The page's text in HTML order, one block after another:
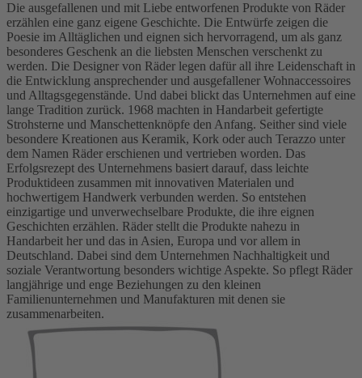
Die ausgefallenen und mit Liebe entworfenen Produkte von Räder
erzählen eine ganz eigene Geschichte. Die Entwürfe zeigen die
Poesie im Alltäglichen und eignen sich hervorragend, um als ganz
besonderes Geschenk an die liebsten Menschen verschenkt zu
werden. Die Designer von Räder legen dafür all ihre Leidenschaft in
die Entwicklung ansprechender und ausgefallener Wohnaccessoires
und Alltagsgegenstände. Und dabei blickt das Unternehmen auf eine
lange Tradition zurück. 1968 machten in Handarbeit gefertigte
Strohsterne und Manschettenknöpfe den Anfang. Seither sind viele
besondere Kreationen aus Keramik, Kork oder auch Terazzo unter
dem Namen Räder erschienen und vertrieben worden. Das
Erfolgsrezept des Unternehmens basiert darauf, dass leichte
Produktideen zusammen mit innovativen Materialen und
hochwertigem Handwerk verbunden werden. So entstehen
einzigartige und unverwechselbare Produkte, die ihre eignen
Geschichten erzählen. Räder stellt die Produkte nahezu in
Handarbeit her und das in Asien, Europa und vor allem in
Deutschland. Dabei sind dem Unternehmen Nachhaltigkeit und
soziale Verantwortung besonders wichtige Aspekte. So pflegt Räder
langjährige und enge Beziehungen zu den kleinen
Familienunternehmen und Manufakturen mit denen sie
zusammenarbeiten.